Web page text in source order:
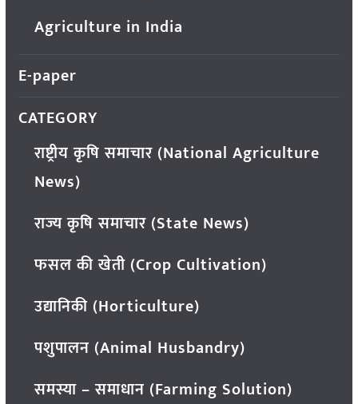
Agriculture in India
E-paper
CATEGORY
राष्ट्रीय कृषि समाचार (National Agriculture
News)
राज्य कृषि समाचार (State News)
फसल की खेती (Crop Cultivation)
उद्यानिकी (Horticulture)
पशुपालन (Animal Husbandry)
समस्या – समाधान (Farming Solution)